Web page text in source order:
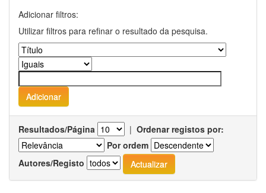
Adicionar filtros:
Utilizar filtros para refinar o resultado da pesquisa.
Resultados/Página | Ordenar registos por:
Por ordem
Autores/Registo